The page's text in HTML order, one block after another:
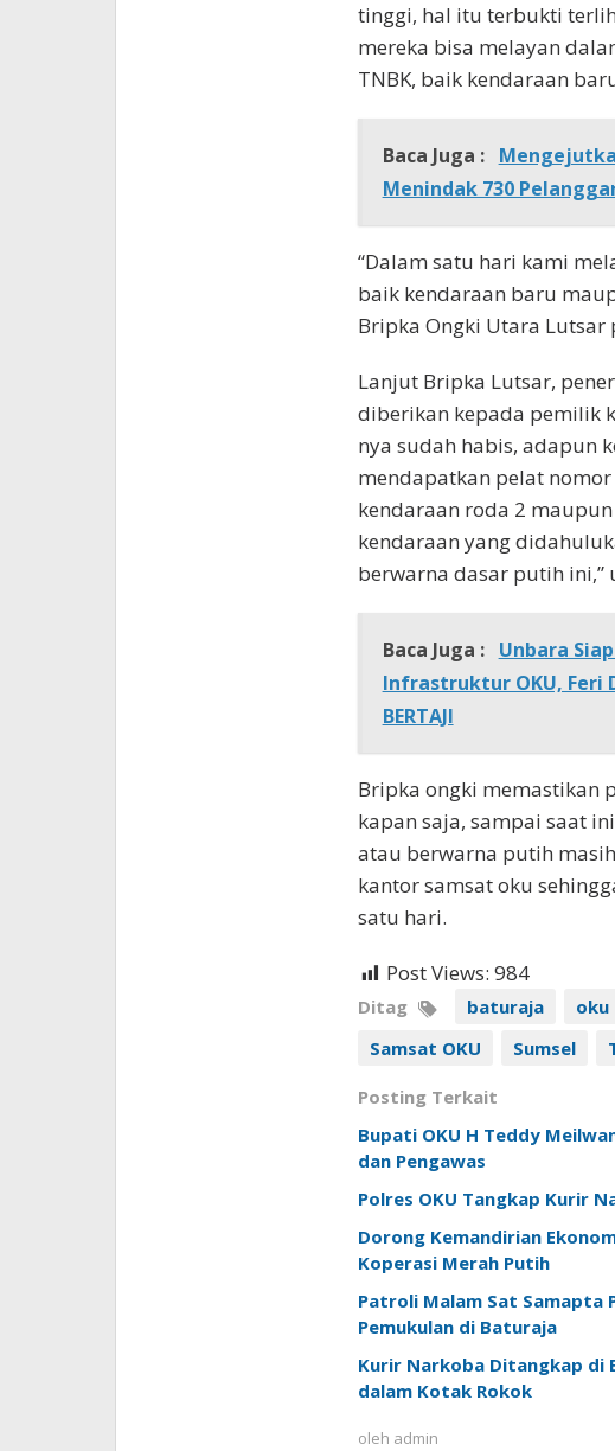
tinggi, hal itu terbukti
mereka bisa melayan
TNBK, baik kendaraan
Baca Juga :
Menindak 730
“Dalam satu hari kami
baik kendaraan baru
Bripka Ongki Utara
Lanjut Bripka Lutsar,
diberikan kepada pemilik
nya sudah habis, adapun
mendapatkan pelat
kendaraan roda 2
kendaraan yang
berwarna dasar putih ini,”
Baca Juga : Unbara
Infrastruktur OKU, Feri
BERTAJI
Bripka ongki memastikan
kapan saja, sampai saat
atau berwarna putih
kantor samsat oku
satu hari.
Post Views: 984
Ditag baturaja oku
Samsat OKU
Sumsel
Posting Terkait
Bupati OKU H Teddy
dan Pengawas
Polres OKU Tangkap Kurir
Dorong Kemandirian
Koperasi Merah Putih
Patroli Malam Sat Samapta
Pemukulan di Baturaja
Kurir Narkoba Ditangkap di
dalam Kotak Rokok
oleh admin